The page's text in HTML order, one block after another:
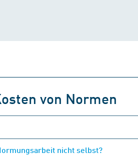
von Normen
nicht selbst?